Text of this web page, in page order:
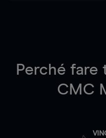
Perché fare
CMC